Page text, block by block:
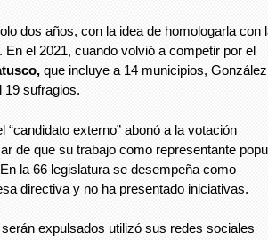
dos años, con la idea de homologarla con
En el 2021, cuando volvió a competir por el
que incluye a 14 municipios, González
19 sufragios.
“candidato externo” abonó a la votación
de que su trabajo como representante
la 66 legislatura se desempeña como
directiva y no ha presentado iniciativas.
expulsados utilizó sus redes sociales